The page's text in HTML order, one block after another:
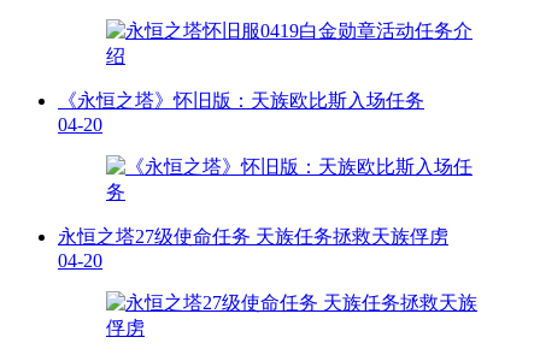
《永恒之塔》怀旧版：天族欧比斯入场任务
04-20
永恒之塔27级使命任务 天族任务拯救天族俘虏
04-20